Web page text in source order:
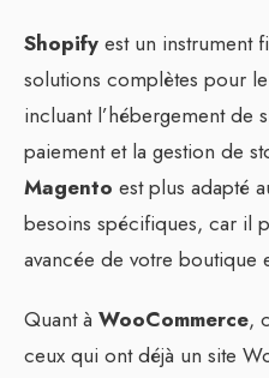
Shopify est un instrument
solutions complètes pour
incluant l’hébergement de
paiement et la gestion de
Magento est plus adapté
besoins spécifiques, car il
avancée de votre boutique
Quant à WooCommerce,
ceux qui ont déjà un site